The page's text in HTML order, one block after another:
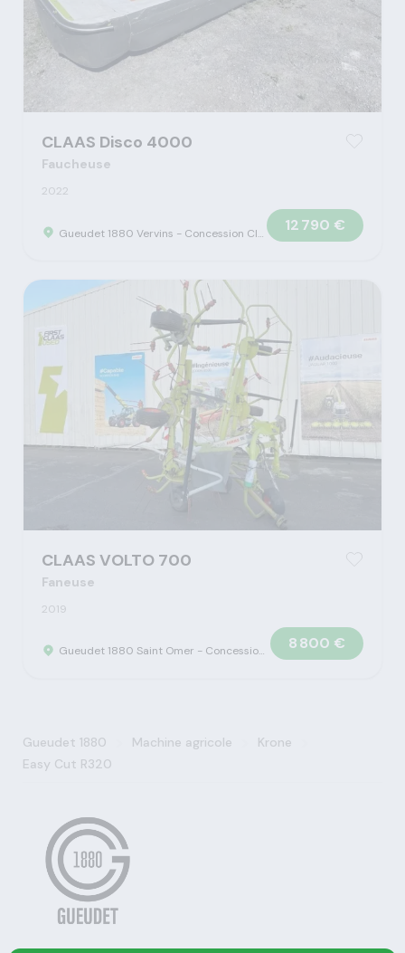
CLAAS Disco 4000
Faucheuse
2022
Gueudet 1880 Vervins - Concession Claas 12 790 €
CLAAS VOLTO 700
Faneuse
2019
Gueudet 1880 Saint Omer - Concession Claas 8 800 €
Gueudet 1880 Machine agricole Krone
Easy Cut R320